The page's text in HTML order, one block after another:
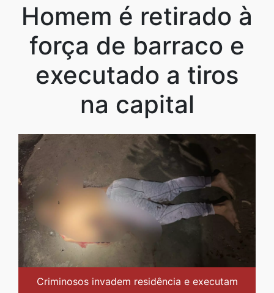
Homem é retirado à
força de barraco e
executado a tiros
na capital
Criminosos invadem residência e executam